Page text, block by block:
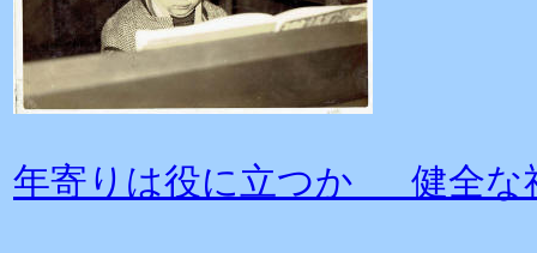
年寄りは役に立つか 健全な